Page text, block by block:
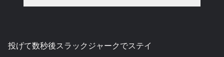
投げて数秒後スラックジャークでステイ